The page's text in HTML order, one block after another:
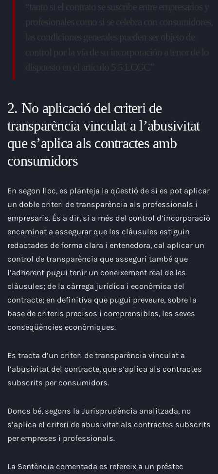
“tanto si el contrato se suscribe entre empresarios y
profesionales como si se celebra con consumidores,
las condiciones generales pueden ser objeto de
control por la vía de su incorporación a tenor de lo
dispuesto en el artículo 5.5 LCGC”
2. No aplicació del criteri de
transparència vinculat a l’abusivitat
que s’aplica als contractes amb
consumidors
En segon lloc, es planteja la qüestió de si es pot aplicar
un doble criteri de transparència als professionals i
empresaris. És a dir, si a més del control d’incorporació
encaminat a assegurar que les clàusules estiguin
redactades de forma clara i entenedora, cal aplicar un
control de transparència que asseguri també que
l’adherent pugui tenir un coneixement real de les
clàusules; de la càrrega jurídica i econòmica del
contracte; en definitiva que pugui preveure, sobre la
base de criteris precisos i comprensibles, les seves
conseqüències econòmiques.
Es tracta d’un criteri de transparència vinculat a
l’abusivitat del contracte, que s’aplica als contractes
subscrits per consumidors.
Doncs bé, segons la Jurisprudència analitzada, no
s’aplica el criteri de abusivitat als contractes subscrits
per empreses i professionals.
La Sentència comentada es refereix a un préstec